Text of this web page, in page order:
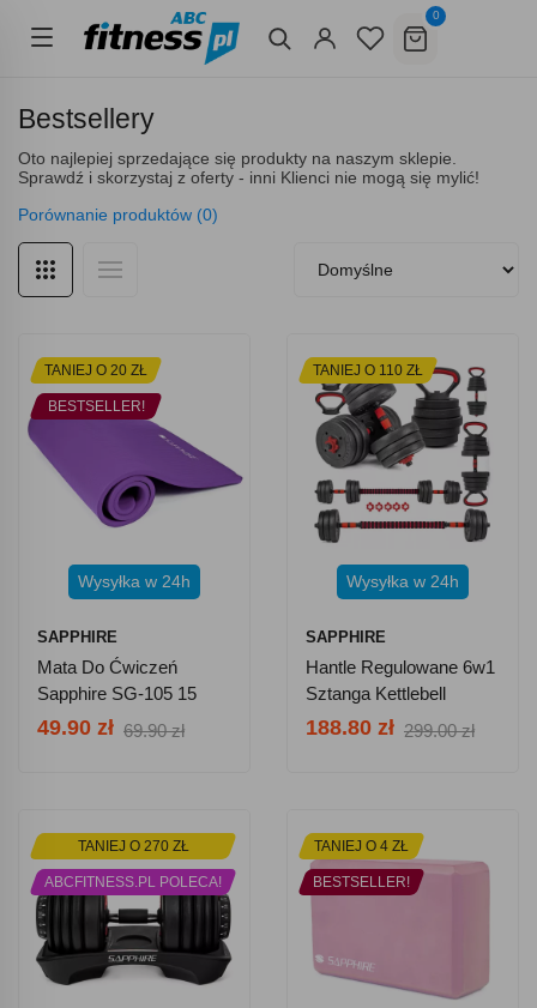
0
Bestsellery
Oto najlepiej sprzedające się produkty na naszym sklepie.
Sprawdź i skorzystaj z oferty - inni Klienci nie mogą się mylić!
Porównanie produktów (0)
TANIEJ O 20 ZŁ
BESTSELLER!
Wysyłka w 24h
SAPPHIRE
Mata Do Ćwiczeń
Sapphire SG-105 15
Mm Z Pokrowcem -
49.90 zł 69.90 zł
TANIEJ O 110 ZŁ
Wysyłka w 24h
SAPPHIRE
Hantle Regulowane 6w1
Sztanga Kettlebell
Sapphire SG-1120K
188.80 zł 299.00 zł
TANIEJ O 270 ZŁ
ABCFITNESS.PL POLECA!
TANIEJ O 4 ZŁ
BESTSELLER!